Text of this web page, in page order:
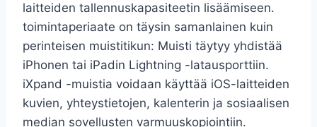
laitteiden tallennuskapasiteetin lisäämiseen.
toimintaperiaate on täysin samanlainen kuin
perinteisen muistitikun: Muisti täytyy yhdistää
iPhonen tai iPadin Lightning -latausporttiin.
iXpand -muistia voidaan käyttää iOS-laitteiden
kuvien, yhteystietojen, kalenterin ja sosiaalisen
median sovellusten varmuuskopiointiin.